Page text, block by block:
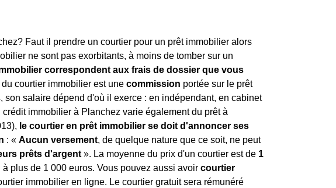
Faut il prendre un courtier pour un prêt immobilier alors
ne sont pas exorbitants, à moins de tomber sur un
correspondent aux frais de dossier que vous
courtier immobilier est une commission portée sur le prêt
son salaire dépend d'où il exerce : en indépendant, en cabinet
immobilier à Planchez varie également du prêt à
le courtier en prêt immobilier se doit d'annoncer ses
: « Aucun versement, de quelque nature que ce soit, ne peut
prêts d'argent ». La moyenne du prix d'un courtier est de 1
plus de 1 000 euros. Vous pouvez aussi avoir courtier
immobilier en ligne. Le courtier gratuit sera rémunéré